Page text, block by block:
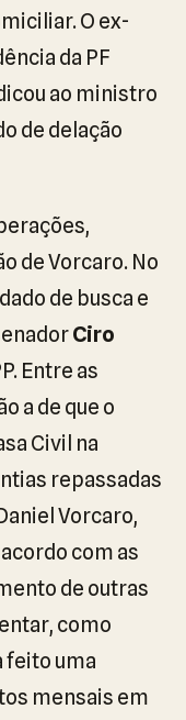
O ex-
da PF
ao ministro
de delação
de Vorcaro. No
de busca e
Ciro
Entre as
a de que o
Civil na
repassadas
Vorcaro,
com as
de outras
como
feito uma
mensais em